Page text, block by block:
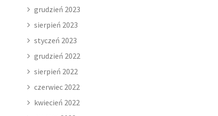
grudzień 2023
sierpień 2023
styczeń 2023
grudzień 2022
sierpień 2022
czerwiec 2022
kwiecień 2022